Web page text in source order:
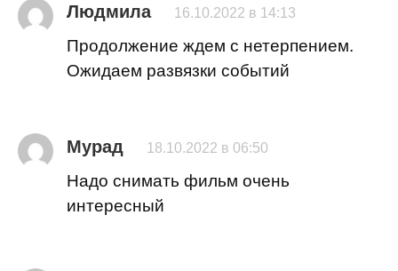
Людмила 16.10.2022 в 14:13
Продолжение ждем с нетерпением.
Ожидаем развязки событий
Мурад 18.10.2022 в 06:50
Надо снимать фильм очень
интересный